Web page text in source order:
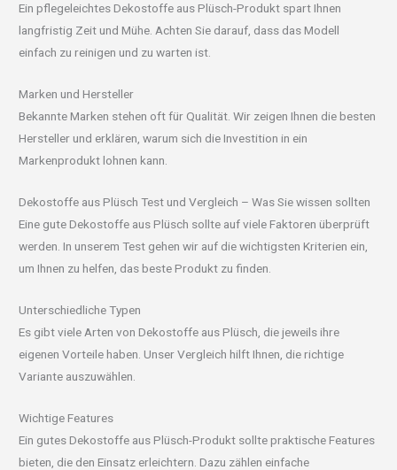
Ein pflegeleichtes Dekostoffe aus Plüsch-Produkt spart Ihnen
langfristig Zeit und Mühe. Achten Sie darauf, dass das Modell
einfach zu reinigen und zu warten ist.
Marken und Hersteller
Bekannte Marken stehen oft für Qualität. Wir zeigen Ihnen die besten
Hersteller und erklären, warum sich die Investition in ein
Markenprodukt lohnen kann.
Dekostoffe aus Plüsch Test und Vergleich – Was Sie wissen sollten
Eine gute Dekostoffe aus Plüsch sollte auf viele Faktoren überprüft
werden. In unserem Test gehen wir auf die wichtigsten Kriterien ein,
um Ihnen zu helfen, das beste Produkt zu finden.
Unterschiedliche Typen
Es gibt viele Arten von Dekostoffe aus Plüsch, die jeweils ihre
eigenen Vorteile haben. Unser Vergleich hilft Ihnen, die richtige
Variante auszuwählen.
Wichtige Features
Ein gutes Dekostoffe aus Plüsch-Produkt sollte praktische Features
bieten, die den Einsatz erleichtern. Dazu zählen einfache